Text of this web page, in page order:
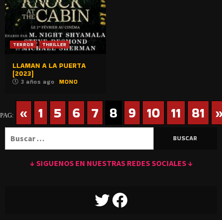
TERROR THRILLER
LLAMAN A LA PUERTA
(2023)
3 años ago MONO
PAG: « 1 5 6 7 8 9 10 11 81 »
↓ SIGUENOS EN NUESTRAS REDES SOCIALES ↓
TWITTERFACEBOOK